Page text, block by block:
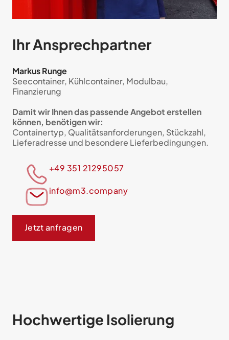
Ihr Ansprech­partner
Markus Runge
Seecontainer, Kühlcontainer, Modulbau,
Finanzierung
Damit wir Ihnen das passende Angebot erstellen
können, benötigen wir:
Containertyp, Qualitätsanforderungen, Stückzahl,
Lieferadresse und besondere Lieferbedingungen.
+49 351 21295057
info@m3.company
Jetzt anfragen
Hochwertige Isolierung